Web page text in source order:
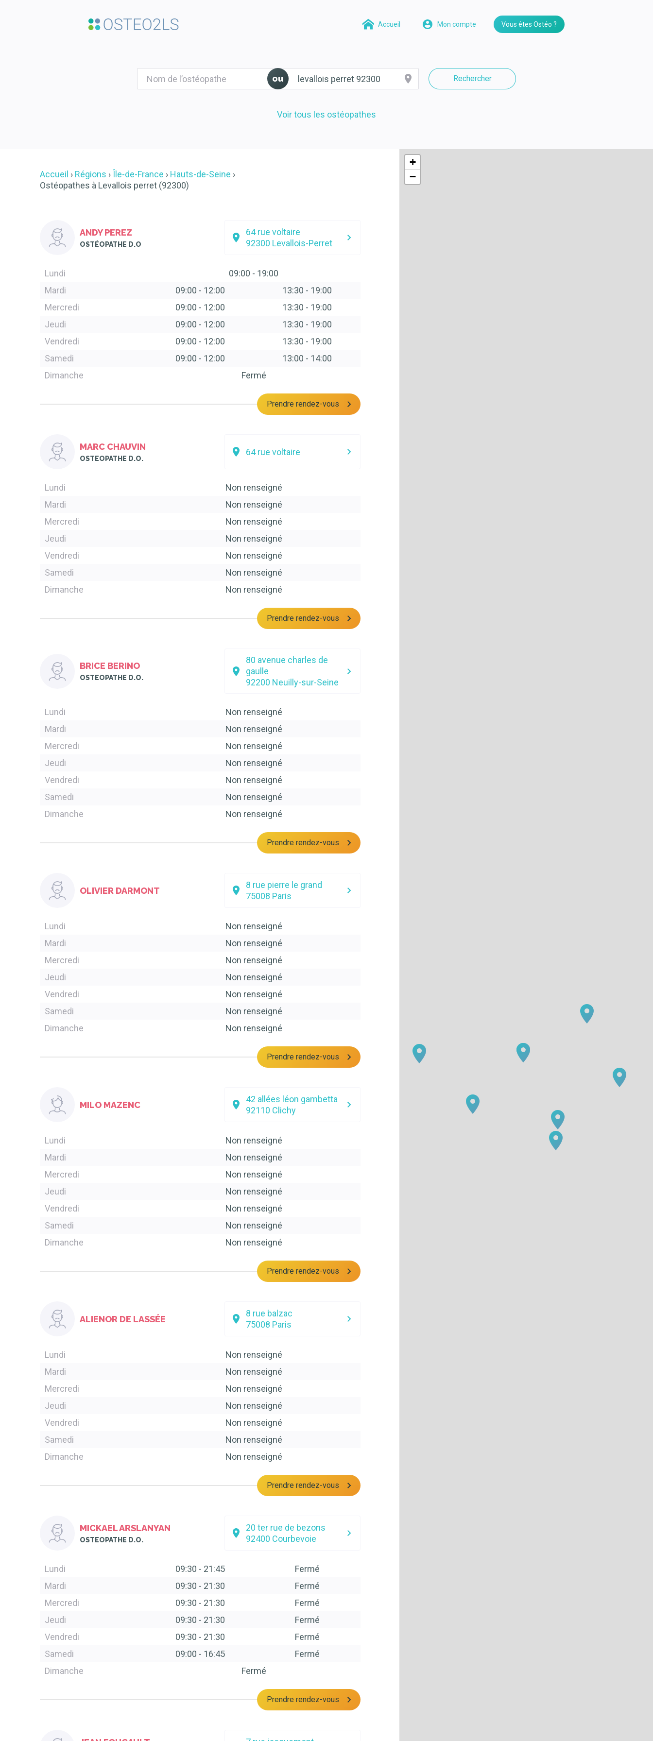
Accueil Mon compte Vous êtes Ostéo ?
ou Rechercher
Voir tous les ostéopathes
Accueil Régions Île-de-France
Hauts-de-Seine
Ostéopathes à Levallois perret (92300)
ANDY PEREZ
OSTÉOPATHE D.O
64 rue voltaire
92300 Levallois-Perret
Lundi 09:00 - 19:00
Mardi
09:00 - 12:00 13:30 - 19:00
Mercredi
09:00 - 12:00 13:30 - 19:00
Jeudi
09:00 - 12:00 13:30 - 19:00
Vendredi
09:00 - 12:00 13:30 - 19:00
Samedi
09:00 - 12:00 13:00 - 14:00
Dimanche
Fermé
Prendre rendez-vous
MARC CHAUVIN
OSTEOPATHE D.O.
64 rue voltaire
Lundi
Non renseigné
Mardi
Non renseigné
Mercredi
Non renseigné
Jeudi
Non renseigné
Vendredi
Non renseigné
Samedi
Non renseigné
Dimanche
Non renseigné
Prendre rendez-vous
BRICE BERINO
OSTEOPATHE D.O.
80 avenue charles de
gaulle
92200 Neuilly-sur-Seine
Lundi
Non renseigné
Mardi
Non renseigné
Mercredi
Non renseigné
Jeudi
Non renseigné
Vendredi
Non renseigné
Samedi
Non renseigné
Dimanche
Non renseigné
Prendre rendez-vous
OLIVIER DARMONT
8 rue pierre le grand
75008 Paris
Lundi
Non renseigné
Mardi
Non renseigné
Mercredi
Non renseigné
Jeudi
Non renseigné
Vendredi
Non renseigné
Samedi
Non renseigné
Dimanche
Non renseigné
Prendre rendez-vous
MILO MAZENC
42 allées léon gambetta
92110 Clichy
Lundi
Non renseigné
Mardi
Non renseigné
Mercredi
Non renseigné
Jeudi
Non renseigné
Vendredi
Non renseigné
Samedi
Non renseigné
Dimanche
Non renseigné
Prendre rendez-vous
ALIENOR DE LASSÉE
8 rue balzac
75008 Paris
Lundi
Non renseigné
Mardi
Non renseigné
Mercredi
Non renseigné
Jeudi
Non renseigné
Vendredi
Non renseigné
Samedi
Non renseigné
Dimanche
Non renseigné
Prendre rendez-vous
MICKAEL ARSLANYAN
OSTEOPATHE D.O.
20 ter rue de bezons
92400 Courbevoie
Lundi 09:30 - 21:45
Fermé
Mardi
09:30 - 21:30
Fermé
Mercredi
09:30 - 21:30
Fermé
Jeudi
09:30 - 21:30
Fermé
Vendredi
09:30 - 21:30
Fermé
Samedi
09:00 - 16:45
Fermé
Dimanche
Fermé
Prendre rendez-vous
+
−